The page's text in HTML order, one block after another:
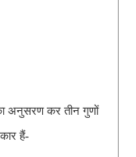
अनुसरण कर तीन गुणों
हैं-